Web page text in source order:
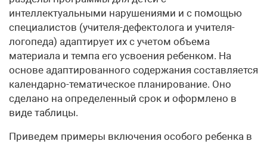
интеллектуальными нарушениями и с помощью
специалистов (учителя-дефектолога и учителя-
логопеда) адаптирует их с учетом объема
материала и темпа его усвоения ребенком. На
основе адаптированного содержания составляется
календарно-тематическое планирование. Оно
сделано на определенный срок и оформлено в
виде таблицы.
Приведем примеры включения особого ребенка в